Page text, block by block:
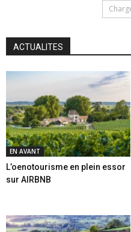
ACTUALITES
EN AVANT
L’oenotourisme en plein essor
sur AIRBNB